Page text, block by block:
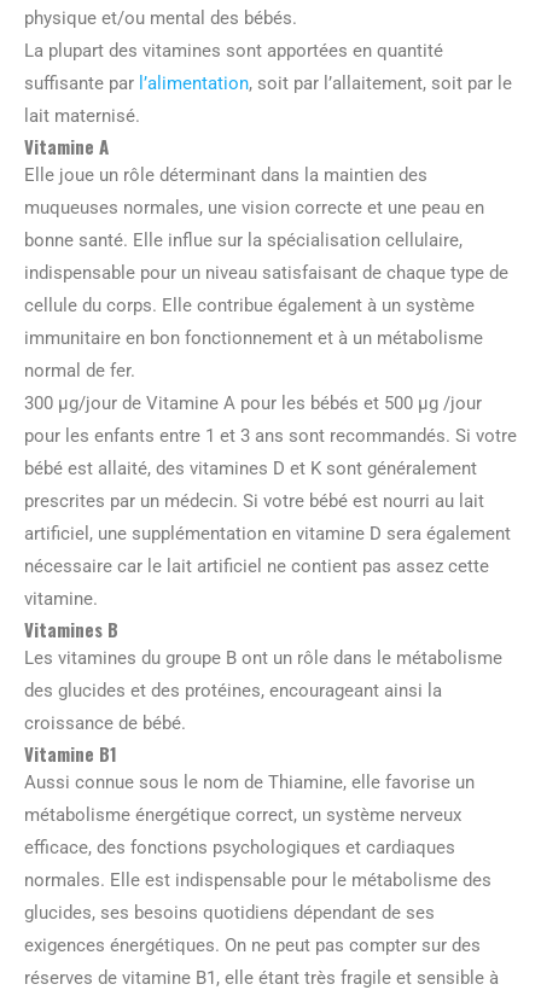
physique et/ou mental des bébés.
La plupart des vitamines sont apportées en quantité
suffisante par l’alimentation, soit par l’allaitement, soit par le
lait maternisé.
Vitamine A
Elle joue un rôle déterminant dans la maintien des
muqueuses normales, une vision correcte et une peau en
bonne santé. Elle influe sur la spécialisation cellulaire,
indispensable pour un niveau satisfaisant de chaque type de
cellule du corps. Elle contribue également à un système
immunitaire en bon fonctionnement et à un métabolisme
normal de fer.
300 μg/jour de Vitamine A pour les bébés et 500 μg /jour
pour les enfants entre 1 et 3 ans sont recommandés. Si votre
bébé est allaité, des vitamines D et K sont généralement
prescrites par un médecin. Si votre bébé est nourri au lait
artificiel, une supplémentation en vitamine D sera également
nécessaire car le lait artificiel ne contient pas assez cette
vitamine.
Vitamines B
Les vitamines du groupe B ont un rôle dans le métabolisme
des glucides et des protéines, encourageant ainsi la
croissance de bébé.
Vitamine B1
Aussi connue sous le nom de Thiamine, elle favorise un
métabolisme énergétique correct, un système nerveux
efficace, des fonctions psychologiques et cardiaques
normales. Elle est indispensable pour le métabolisme des
glucides, ses besoins quotidiens dépendant de ses
exigences énergétiques. On ne peut pas compter sur des
réserves de vitamine B1, elle étant très fragile et sensible à